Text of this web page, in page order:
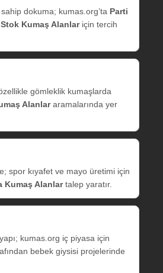
dokuma; kumas.org’ta Parti
Stok Kumaş Alanlariçin tercih
gömleklik kumaşlarda
Alanlararamalarında yer
spor kıyafet ve mayo üretimi için
Kumaş Alanlartalep yaratır.
kumas.org iç piyasa için
bebek giysisi projelerinde